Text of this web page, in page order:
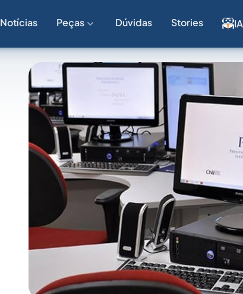
Notícias Peças Dúvidas Stories IA